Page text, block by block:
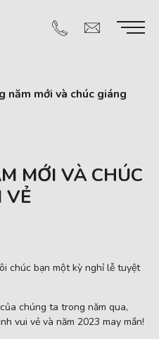
năm mới và chúc giáng
MỚI VÀ CHÚC
VẺ
chúc bạn một kỳ nghỉ lễ tuyệt
chúng ta trong năm qua,
vui vẻ và năm 2023 may mắn!